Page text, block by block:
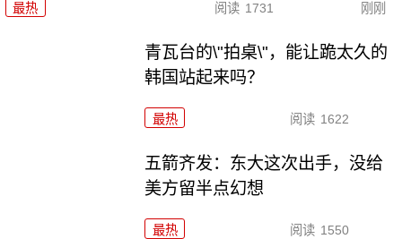
最热 阅读 1731 刚刚
青瓦台的\"拍桌\"，能让跪太久的
韩国站起来吗？
最热 阅读 1622
五箭齐发：东大这次出手，没给
美方留半点幻想
最热 阅读 1550